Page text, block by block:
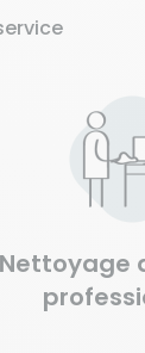
Nettoyage